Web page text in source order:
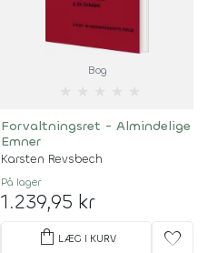
Bog
Forvaltningsret - Almindelige
Emner
Karsten Revsbech
På lager
1.239,95 kr
shopping_bag LÆG I KURV favorite